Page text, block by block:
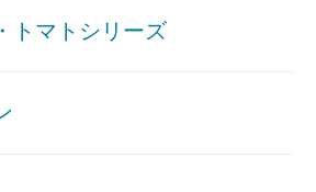
トマトシリーズ